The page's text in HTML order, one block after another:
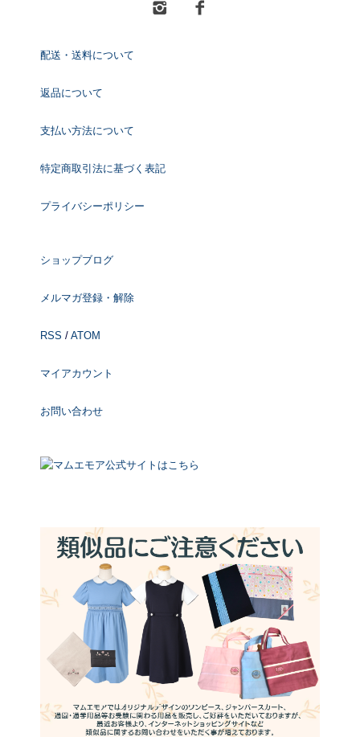
配送・送料について
返品について
支払い方法について
特定商取引法に基づく表記
プライバシーポリシー
ショップブログ
メルマガ登録・解除
RSS / ATOM
マイアカウント
お問い合わせ
マムエモア公式サイトはこちら